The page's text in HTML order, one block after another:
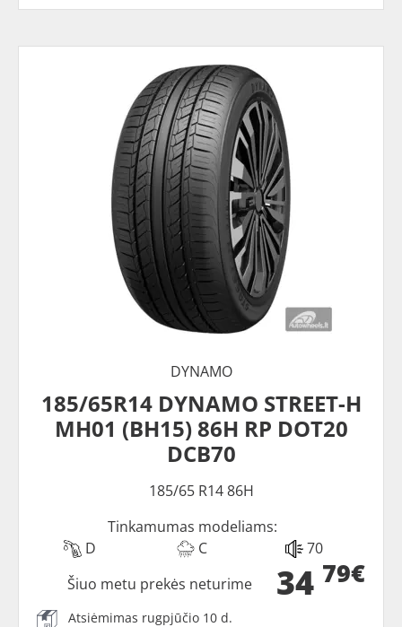
DYNAMO
185/65R14 DYNAMO STREET-H
MH01 (BH15) 86H RP DOT20
DCB70
185/65 R14 86H
Tinkamumas modeliams:
D
C 70
34 79€
Šiuo metu prekės neturime
Atsiėmimas rugpjūčio 10 d.